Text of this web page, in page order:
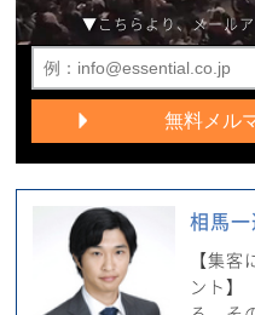
▼こちらより、メール
相馬一
【集
ント】